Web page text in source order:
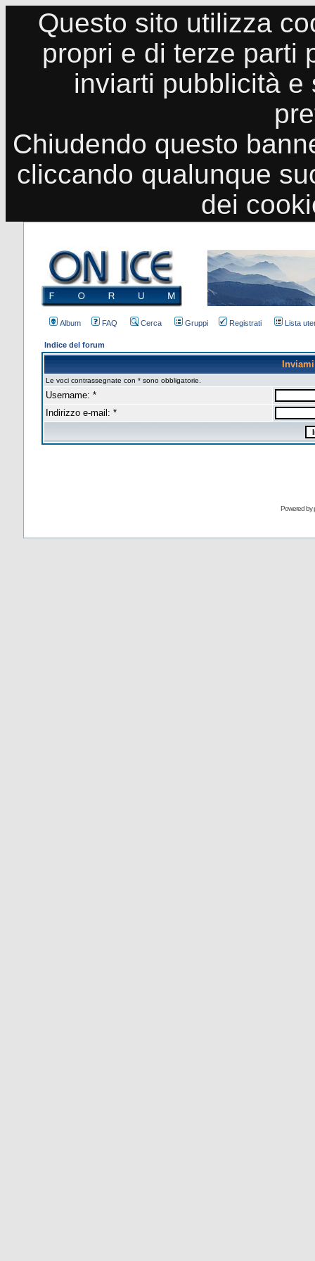
Questo sito utilizza
propri e di terze parti
inviarti pubblicità
Chiudendo questo
cliccando qualunque
dei
Album FAQ Cerca Gruppi Registrati Lista
Indice del forum
Le voci contrassegnate con * sono obbligatorie.
Username: *
Indirizzo e-mail: *
Powered by